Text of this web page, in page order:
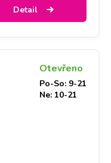
Detail
Otevřeno
Po-So: 9-21
Ne: 10-21